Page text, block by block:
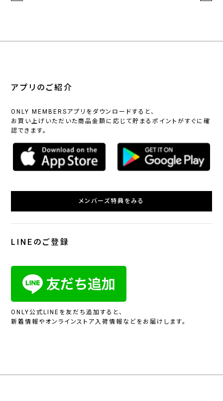
アプリのご紹介
ONLY MEMBERSアプリをダウンロードすると、
お買い上げいただいた商品金額に応じて貯まるポイントがすぐに確
認できます。
メンバーズ特典をみる
LINEのご登録
ONLY公式LINEを友だち追加すると、
新着情報やオンラインストア入荷情報などをお届けします。